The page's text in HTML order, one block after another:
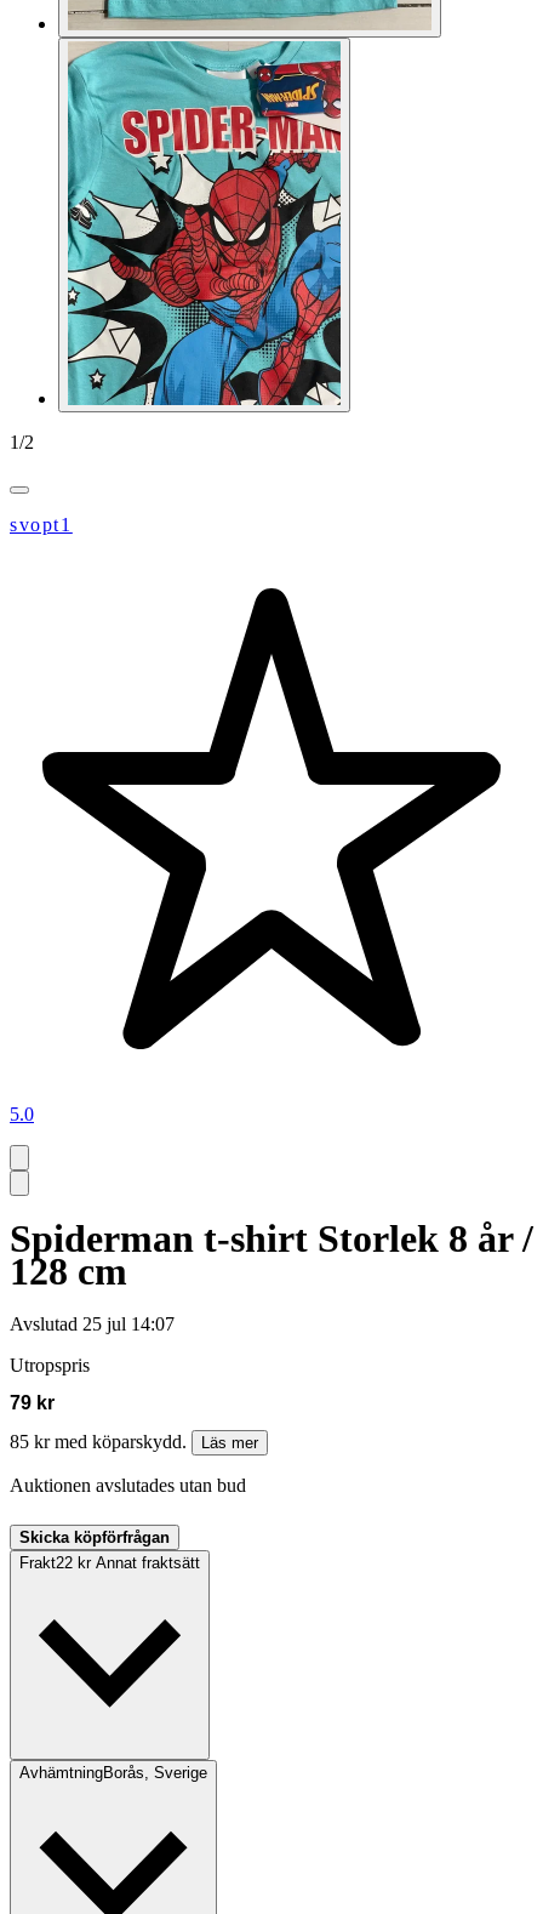
1/2
svopt1
5.0
Spiderman t-shirt Storlek 8 år /
128 cm
Avslutad 25 jul 14:07
Utropspris
79 kr
85 kr med köparskydd.
Läs mer
Auktionen avslutades utan bud
Skicka köpförfrågan
Frakt22 kr Annat fraktsätt
AvhämtningBorås, Sverige